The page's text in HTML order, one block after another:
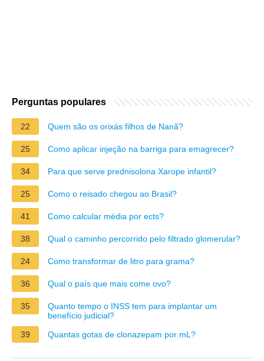
Perguntas populares
22 Quem são os orixás filhos de Nanã?
25 Como aplicar injeção na barriga para emagrecer?
34 Para que serve prednisolona Xarope infantil?
25 Como o reisado chegou ao Brasil?
41 Como calcular média por ects?
38 Qual o caminho percorrido pelo filtrado glomerular?
24 Como transformar de litro para grama?
36 Qual o país que mais come ovo?
35
Quanto tempo o INSS tem para implantar um
benefício judicial?
39
Quantas gotas de clonazepam por mL?